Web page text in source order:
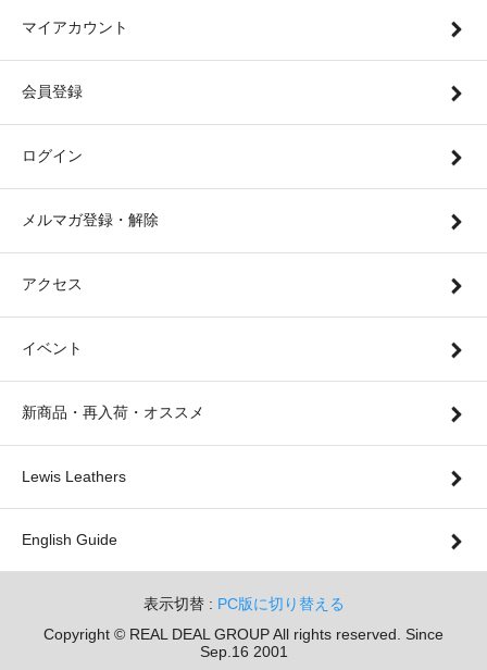
マイアカウント
会員登録
ログイン
メルマガ登録・解除
アクセス
イベント
新商品・再入荷・オススメ
Lewis Leathers
English Guide
表示切替 : PC版に切り替える
Copyright © REAL DEAL GROUP All rights reserved. Since
Sep.16 2001